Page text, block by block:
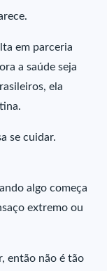
em parceria
a saúde seja
ela
se cuidar.
algo começa
extremo ou
então não é tão